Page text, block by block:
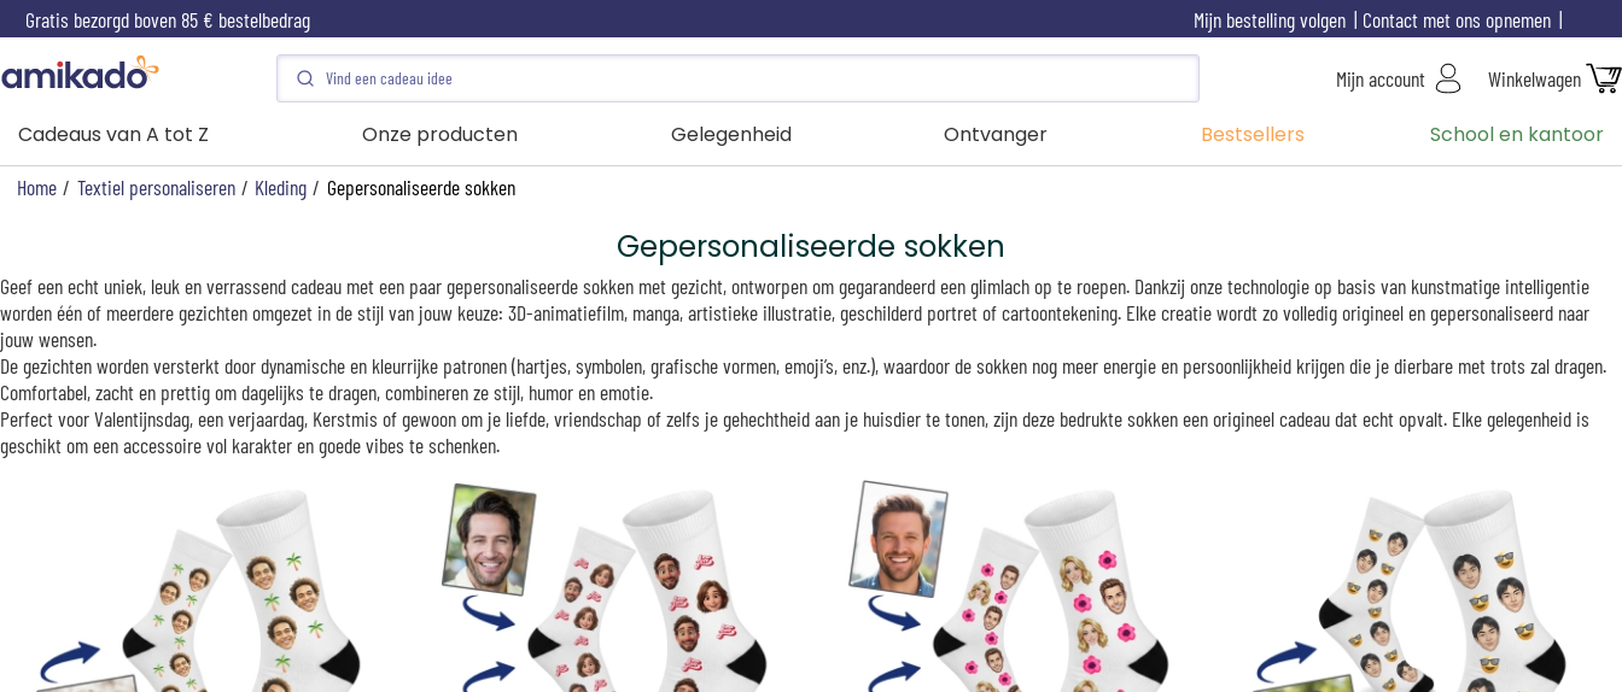
Gratis bezorgd boven 85 € bestelbedrag Contact met ons opnemen
Mijn bestelling volgen
Mijn account Winkelwagen
Cadeaus van A tot Z Onze producten Gelegenheid Ontvanger Bestsellers School en kantoor
Home / Textiel personaliseren / Kleding / Gepersonaliseerde sokken
Gepersonaliseerde sokken
Geef een echt uniek, leuk en verrassend cadeau met een paar gepersonaliseerde sokken met gezicht, ontworpen om gegarandeerd een glimlach op te roepen. Dankzij onze technologie op basis van kunstmatige intelligentie
worden één of meerdere gezichten omgezet in de stijl van jouw keuze: 3D-animatiefilm, manga, artistieke illustratie, geschilderd portret of cartoontekening. Elke creatie wordt zo volledig origineel en gepersonaliseerd naar
jouw wensen.
De gezichten worden versterkt door dynamische en kleurrijke patronen (hartjes, symbolen, grafische vormen, emoji’s, enz.), waardoor de sokken nog meer energie en persoonlijkheid krijgen die je dierbare met trots zal dragen.
Comfortabel, zacht en prettig om dagelijks te dragen, combineren ze stijl, humor en emotie.
Perfect voor Valentijnsdag, een verjaardag, Kerstmis of gewoon om je liefde, vriendschap of zelfs je gehechtheid aan je huisdier te tonen, zijn deze bedrukte sokken een origineel cadeau dat echt opvalt. Elke gelegenheid is
geschikt om een accessoire vol karakter en goede vibes te schenken.